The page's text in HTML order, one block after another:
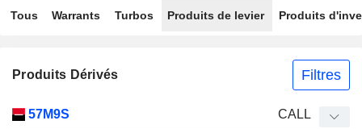
Tous Warrants Turbos Produits de levier Produits
Produits Dérivés Filtres
57M9S CALL